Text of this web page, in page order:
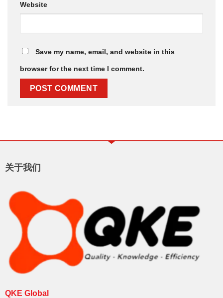
Website
Save my name, email, and website in this
browser for the next time I comment.
关于我们
QKE Global